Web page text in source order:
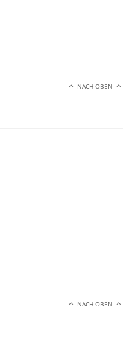
NACH OBEN
NACH OBEN